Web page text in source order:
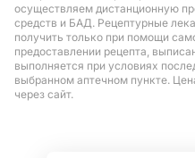
осуществляем дистанционную
средств и БАД. Рецептурные
получить только при помощи
предоставлении рецепта,
выполняется при условиях
выбранном аптечном пункте.
через сайт.